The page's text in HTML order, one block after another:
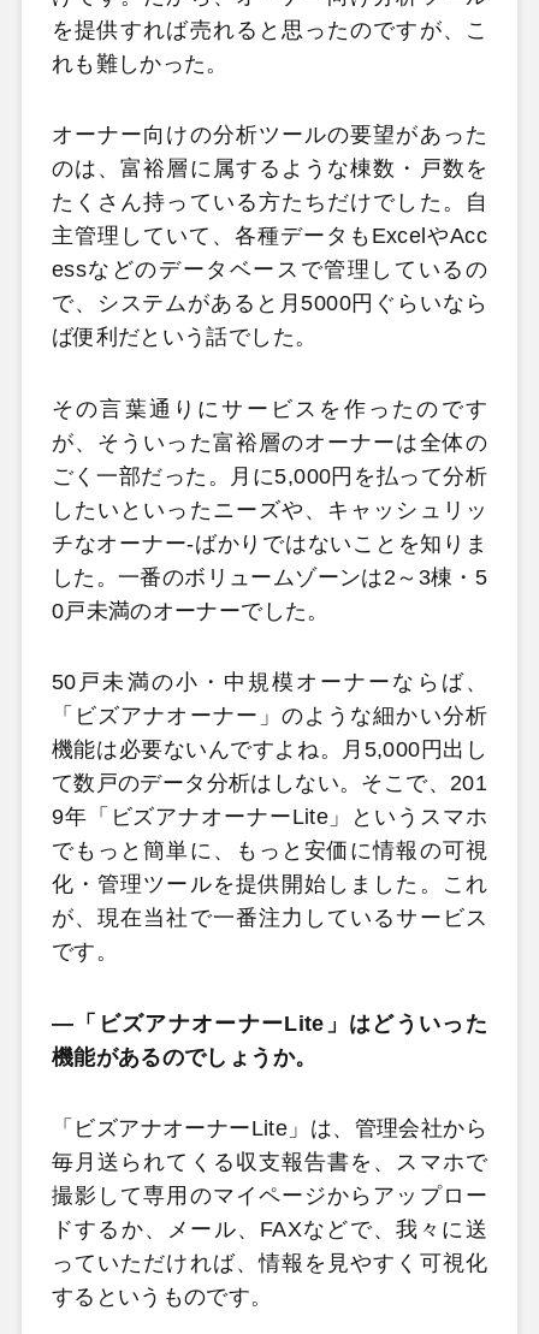
を提供すれば売れると思ったのですが、こ
れも難しかった。
オーナー向けの分析ツールの要望があった
のは、富裕層に属するような棟数・戸数を
たくさん持っている方たちだけでした。自
主管理していて、各種データもExcelやAcc
essなどのデータベースで管理しているの
で、システムがあると月5000円ぐらいなら
ば便利だという話でした。
その言葉通りにサービスを作ったのです
が、そういった富裕層のオーナーは全体の
ごく一部だった。月に5,000円を払って分析
したいといったニーズや、キャッシュリッ
チなオーナー-ばかりではないことを知りま
した。一番のボリュームゾーンは2～3棟・5
0戸未満のオーナーでした。
50戸未満の小・中規模オーナーならば、
「ビズアナオーナー」のような細かい分析
機能は必要ないんですよね。月5,000円出し
て数戸のデータ分析はしない。そこで、201
9年「ビズアナオーナーLite」というスマホ
でもっと簡単に、もっと安価に情報の可視
化・管理ツールを提供開始しました。これ
が、現在当社で一番注力しているサービス
です。
―「ビズアナオーナーLite」はどういった
機能があるのでしょうか。
「ビズアナオーナーLite」は、管理会社から
毎月送られてくる収支報告書を、スマホで
撮影して専用のマイページからアップロー
ドするか、メール、FAXなどで、我々に送
っていただければ、情報を見やすく可視化
するというものです。